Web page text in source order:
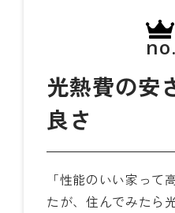
no.
光熱費の安
良さ
「性能のいい家っ
たが、住んでみたら